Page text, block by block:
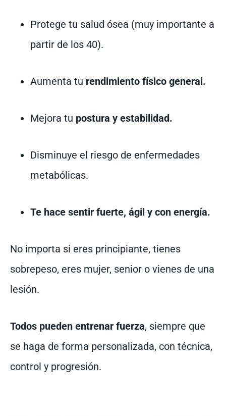
Protege tu salud ósea (muy importante a
partir de los 40).
Aumenta tu rendimiento físico general.
Mejora tu postura y estabilidad.
Disminuye el riesgo de enfermedades
metabólicas.
Te hace sentir fuerte, ágil y con energía.
No importa si eres principiante, tienes
sobrepeso, eres mujer, senior o vienes de una
lesión.
Todos pueden entrenar fuerza, siempre que
se haga de forma personalizada, con técnica,
control y progresión.